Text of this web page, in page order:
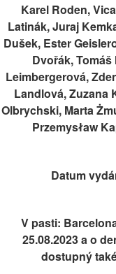
Karel Roden,
Latinák, Juraj
Dušek, Ester
Dvořák,
Leimbergerová,
Landlová, Zuzana
Olbrychski, Marta
Przemysław
Datum
V pasti:
25.08.2023 a o
dostupný